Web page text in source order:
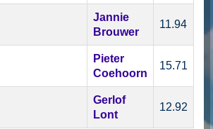
Jannie
Brouwer
11.94
Pieter
Coehoorn
15.71
Gerlof
Lont
12.92